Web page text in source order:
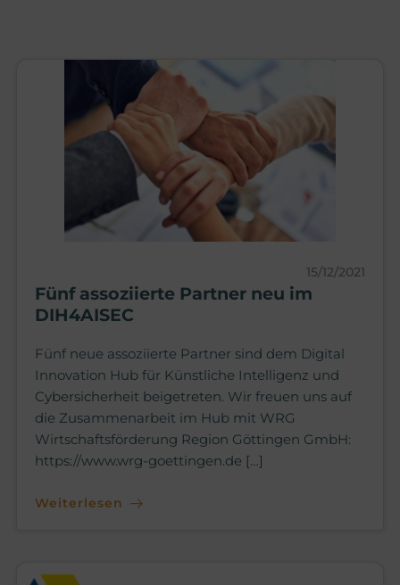
15/12/2021
Fünf assoziierte Partner neu im
DIH4AISEC
Fünf neue assoziierte Partner sind dem Digital
Innovation Hub für Künstliche Intelligenz und
Cybersicherheit beigetreten. Wir freuen uns auf
die Zusammenarbeit im Hub mit WRG
Wirtschaftsförderung Region Göttingen GmbH:
https://www.wrg-goettingen.de […]
Weiterlesen